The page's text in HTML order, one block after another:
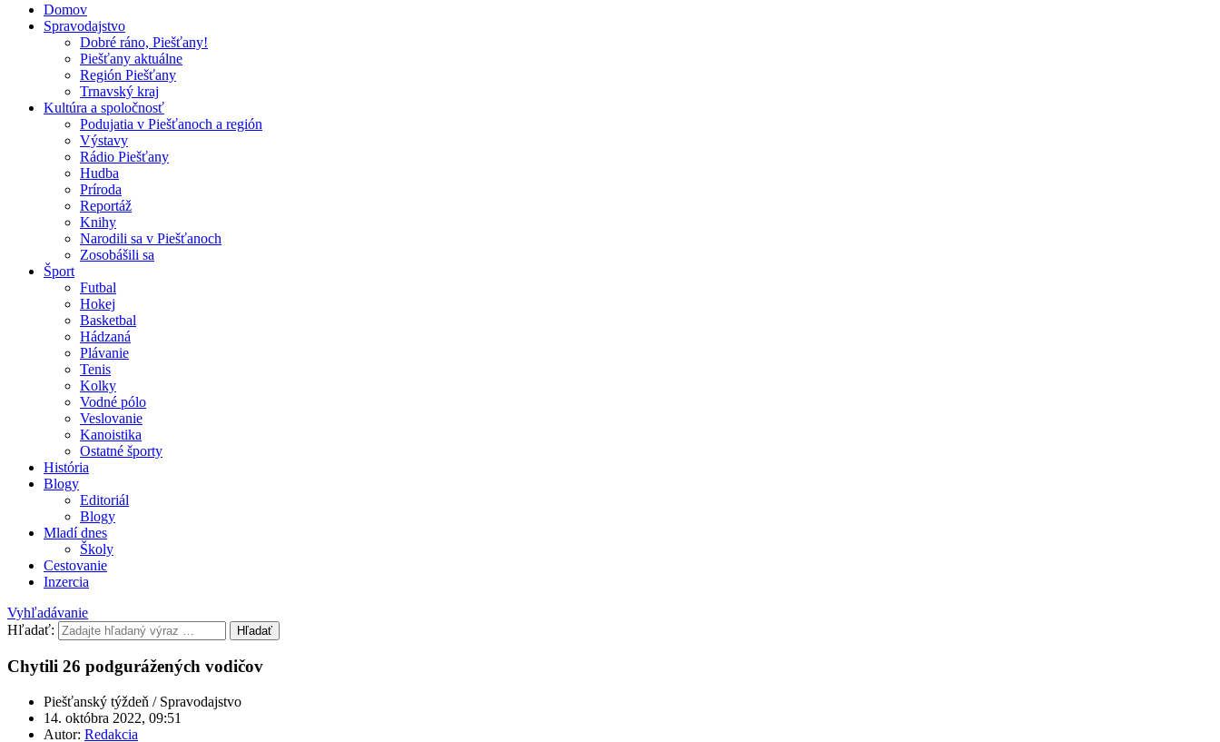
Domov
Spravodajstvo
Dobré ráno, Piešťany!
Piešťany aktuálne
Región Piešťany
Trnavský kraj
Kultúra a spoločnosť
Podujatia v Piešťanoch a región
Výstavy
Rádio Piešťany
Hudba
Príroda
Reportáž
Knihy
Narodili sa v Piešťanoch
Zosobášili sa
Šport
Futbal
Hokej
Basketbal
Hádzaná
Plávanie
Tenis
Kolky
Vodné pólo
Veslovanie
Kanoistika
Ostatné športy
História
Blogy
Editoriál
Blogy
Mladí dnes
Školy
Cestovanie
Inzercia
Vyhľadávanie
Hľadať:
Hľadať
Chytili 26 podgurážených vodičov
Piešťanský týždeň / Spravodajstvo
14. októbra 2022, 09:51
Autor: Redakcia